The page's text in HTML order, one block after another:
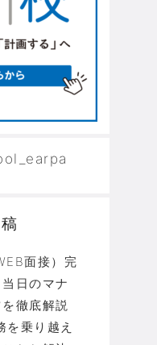
面接）完
日のマナ
徹底解説
を乗り越え